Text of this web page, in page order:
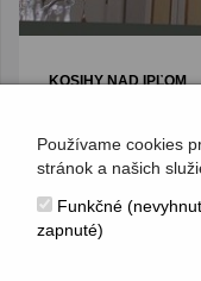
KOSIHY NAD IPĽOM
I / P 5 (4+1)
(1911)
Používame cookies
stránok a našich
Funkčné
zapnuté)